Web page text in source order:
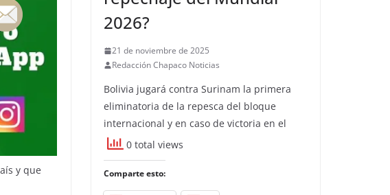
y que
2026?
21 de noviembre de 2025
Redacción Chapaco Noticias
Bolivia jugará contra Surinam la primera
eliminatoria de la repesca del bloque
internacional y en caso de victoria en el
0 total views
Comparte esto: